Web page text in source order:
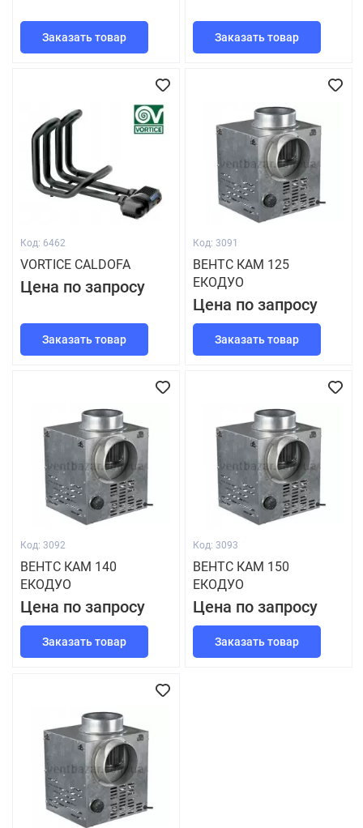
Заказать товар Заказать товар
Код: 6462
VORTICE CALDOFA
Цена по запросу
Заказать товар
Код: 3091
ВЕНТС КАМ 125
ЕКОДУО
Цена по запросу
Заказать товар
Код: 3092
ВЕНТС КАМ 140
ЕКОДУО
Цена по запросу
Заказать товар
Код: 3093
ВЕНТС КАМ 150
ЕКОДУО
Цена по запросу
Заказать товар